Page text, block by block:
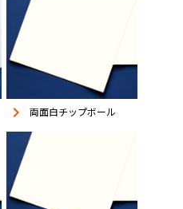
keyboard_arrow_right 両面白チップボール